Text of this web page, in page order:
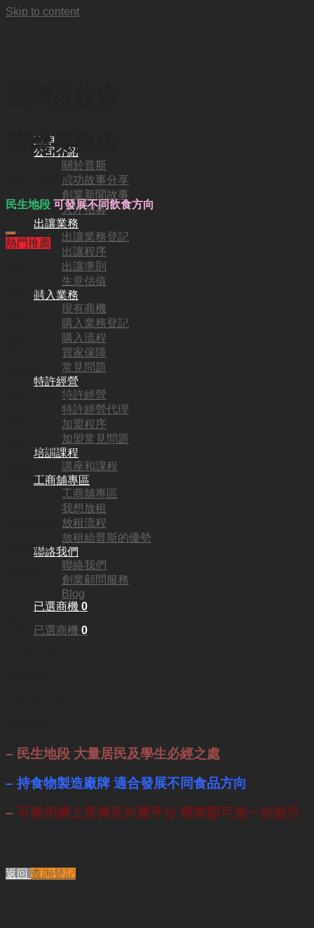
Skip to content
首頁
公司介紹
關於普斯
成功故事分享
創業新聞故事
人才招募
出讓業務
出讓業務登記
出讓程序
出讓準則
生意估值
購入業務
現有商機
購入業務登記
購入流程
買家保障
常見問題
特許經營
特許經營
特許經營代理
加盟程序
加盟常見問題
培訓課程
講座和課程
工商舖專區
工商舖專區
我想放租
放租流程
放租給普斯的優勢
聯絡我們
聯絡我們
創業顧問服務
Blog
已選商機 0
已選商機 0
荃灣茶飲店
118,000
民生地段 可發展不同飲食方向
熱門推薦
SW9217
118,000
飲食(其他)
營業額:
HKD 30,000
資產轉讓
– 民生地段 大量居民及學生必經之處
– 持食物製造廠牌 適合發展不同食品方向
– 可善用網上宣傳及外賣平台 營業額可進一步提升
返回 查詢登記